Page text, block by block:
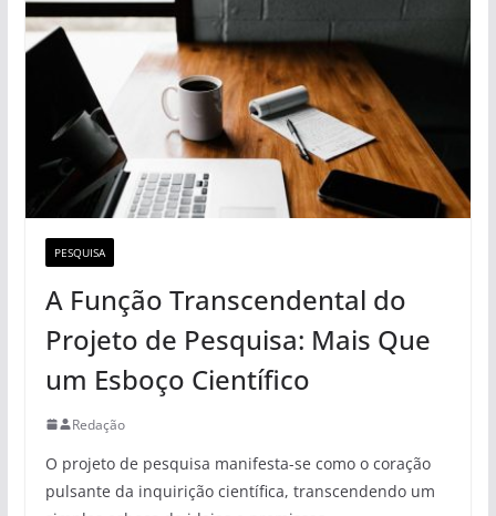
PESQUISA
A Função Transcendental do
Projeto de Pesquisa: Mais Que
um Esboço Científico
Redação
O projeto de pesquisa manifesta-se como o coração
pulsante da inquirição científica, transcendendo um